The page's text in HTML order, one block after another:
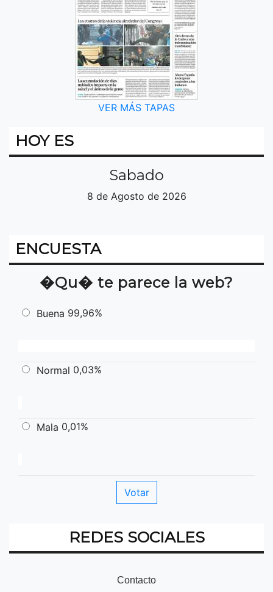
VER MÁS TAPAS
HOY ES
Sabado
8 de Agosto de 2026
ENCUESTA
�Qu� te parece la web?
Buena 99,96%
Normal 0,03%
Mala 0,01%
REDES SOCIALES
Contacto